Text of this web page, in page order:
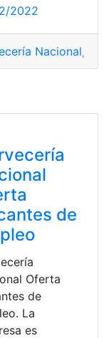
2022
Nacional,
de
Oferta
de
La
es